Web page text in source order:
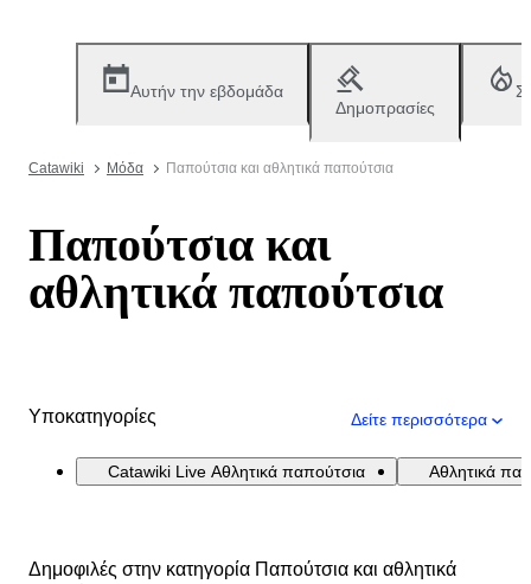
Αυτήν την εβδομάδα
Δημοπρασίες
Catawiki Μόδα Παπούτσια και αθλητικά παπούτσια
Παπούτσια και
αθλητικά παπούτσια
Υποκατηγορίες Δείτε περισσότερα
Catawiki Live Αθλητικά παπούτσια Αθλητικά
Δημοφιλές στην κατηγορία Παπούτσια και αθλητικά